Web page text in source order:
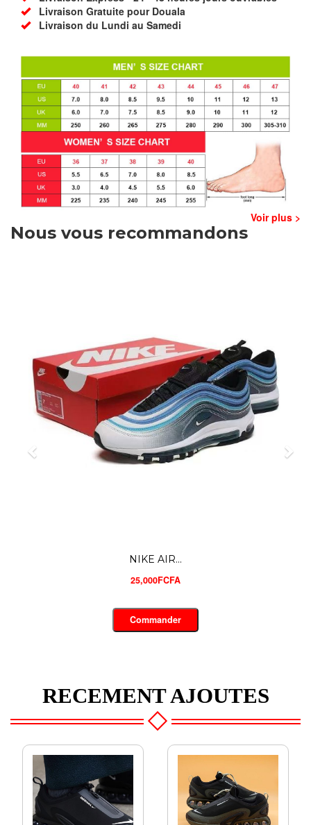
Livraison Gratuite pour Douala
Livraison du Lundi au Samedi
Voir plus >
Nous vous recommandons
NIKE AIR...
25,000FCFA
Commander
RECEMENT AJOUTES